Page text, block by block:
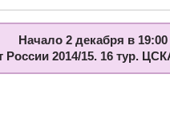
Начало 2 декабря в
2014/15. 16 тур.